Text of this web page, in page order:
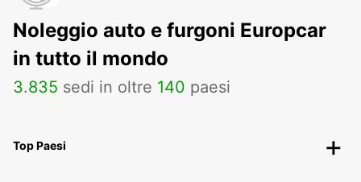
Noleggio auto e furgoni Europcar
in tutto il mondo
3.835 sedi in oltre 140 paesi
Top Paesi